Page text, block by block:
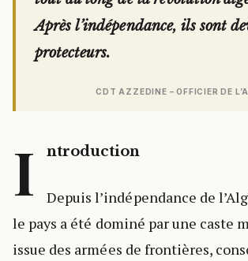
Après l’indépendance, ils sont
protecteurs.
CDT AZZEDINE – OFFICIER DE
I ntroduction
Depuis l’indépendance de
le pays a été dominé par une caste
issue des armées de frontières,